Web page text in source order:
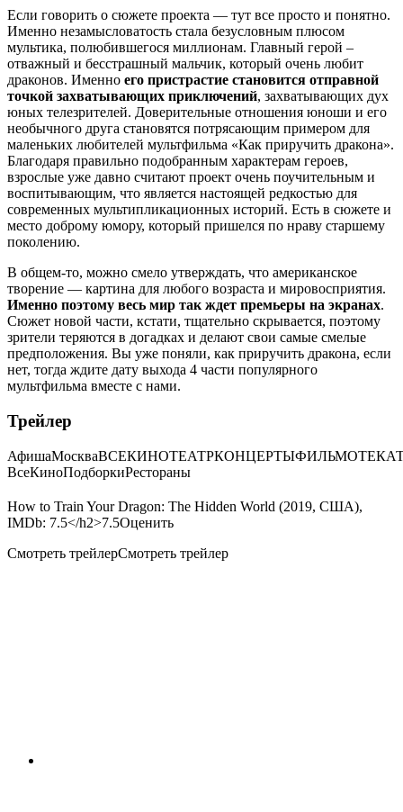
Если говорить о сюжете проекта — тут все просто и понятно.
Именно незамысловатость стала безусловным плюсом
мультика, полюбившегося миллионам. Главный герой –
отважный и бесстрашный мальчик, который очень любит
драконов. Именно его пристрастие становится отправной
точкой захватывающих приключений, захватывающих дух
юных телезрителей. Доверительные отношения юноши и его
необычного друга становятся потрясающим примером для
маленьких любителей мультфильма «Как приручить дракона».
Благодаря правильно подобранным характерам героев,
взрослые уже давно считают проект очень поучительным и
воспитывающим, что является настоящей редкостью для
современных мультипликационных историй. Есть в сюжете и
место доброму юмору, который пришелся по нраву старшему
поколению.
В общем-то, можно смело утверждать, что американское
творение — картина для любого возраста и мировосприятия.
Именно поэтому весь мир так ждет премьеры на экранах.
Сюжет новой части, кстати, тщательно скрывается, поэтому
зрители теряются в догадках и делают свои самые смелые
предположения. Вы уже поняли, как приручить дракона, если
нет, тогда ждите дату выхода 4 части популярного
мультфильма вместе с нами.
Трейлер
АфишаМосква
ВсеКиноПодборкиРестораны
How to Train Your Dragon: The Hidden World (2019, США),
IMDb: 7.5</h2>7.5Оценить
Смотреть трейлерСмотреть трейлер